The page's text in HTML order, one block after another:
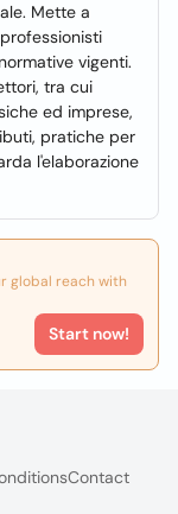
Mette a
vigenti.
tra cui
ed imprese,
pratiche per
l'elaborazione
global reach with
Start now!
Contact